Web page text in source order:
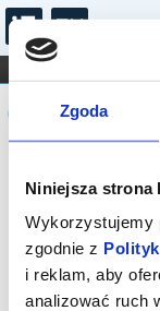
Zgoda
Niniejsza strona
Wykorzystujemy
zgodnie z
i reklam, aby
analizować ruch
FILHARMONIA
DLA DZIECI
Sprzedaż
została